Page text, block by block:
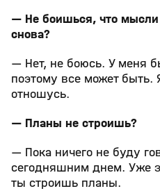
— Не боишься, что
снова?
— Нет, не боюсь. У меня
поэтому все может быть.
отношусь.
— Планы не строишь?
— Пока ничего не буду
сегодняшним днем. Уже
ты строишь планы.